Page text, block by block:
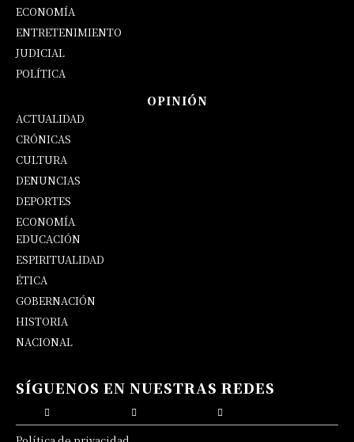
ECONOMÍA
ENTRETENIMIENTO
JUDICIAL
POLÍTICA
OPINIÓN
ACTUALIDAD
CRÓNICAS
CULTURA
DENUNCIAS
DEPORTES
ECONOMÍA
EDUCACIÓN
ESPIRITUALIDAD
ÉTICA
GOBERNACIÓN
HISTORIA
NACIONAL
SÍGUENOS EN NUESTRAS REDES